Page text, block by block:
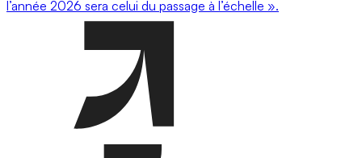
l’année 2026 sera celui du passage à l’échelle ».